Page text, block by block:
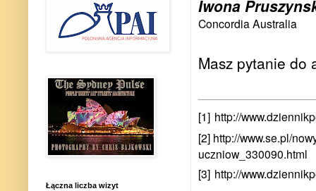
Iwona
Concordia Australia
Masz pytanie do
[1] http://
[2] http://www.se.pl/
uczniow_330090.html
[3] http://
Łączna liczba wizyt